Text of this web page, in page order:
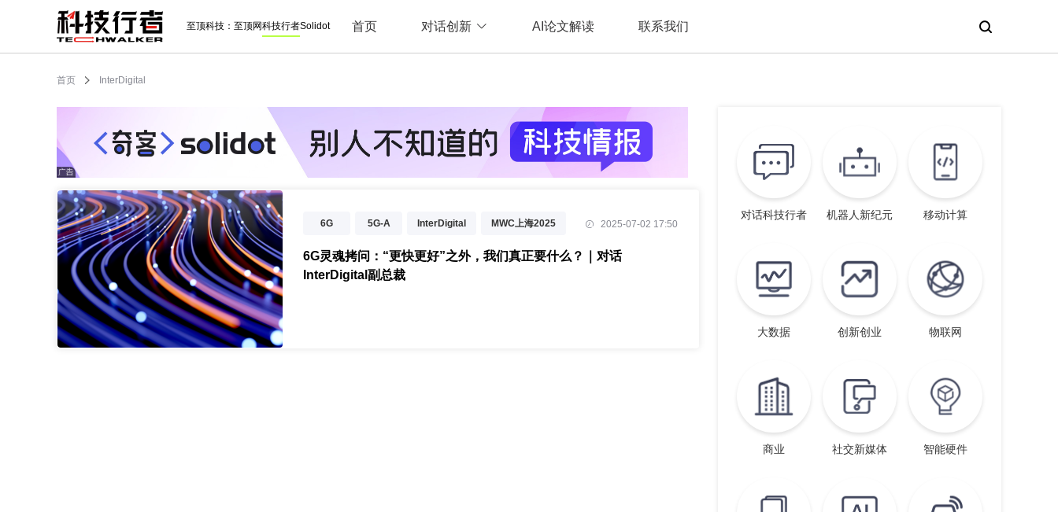
至顶科技： 至顶网科技行者Solidot 首页 对话创新 AI论文解读 联系我们
首页 InterDigital
6G 5G-A InterDigital MWC上海2025
AI
2025-07-02 17:50
6G灵魂拷问：“更快更好”之外，我们真正要什么？｜对话
InterDigital副总裁
对话科技行者 机器人新纪元 移动计算
大数据 创新创业 物联网
商业 社交新媒体 智能硬件